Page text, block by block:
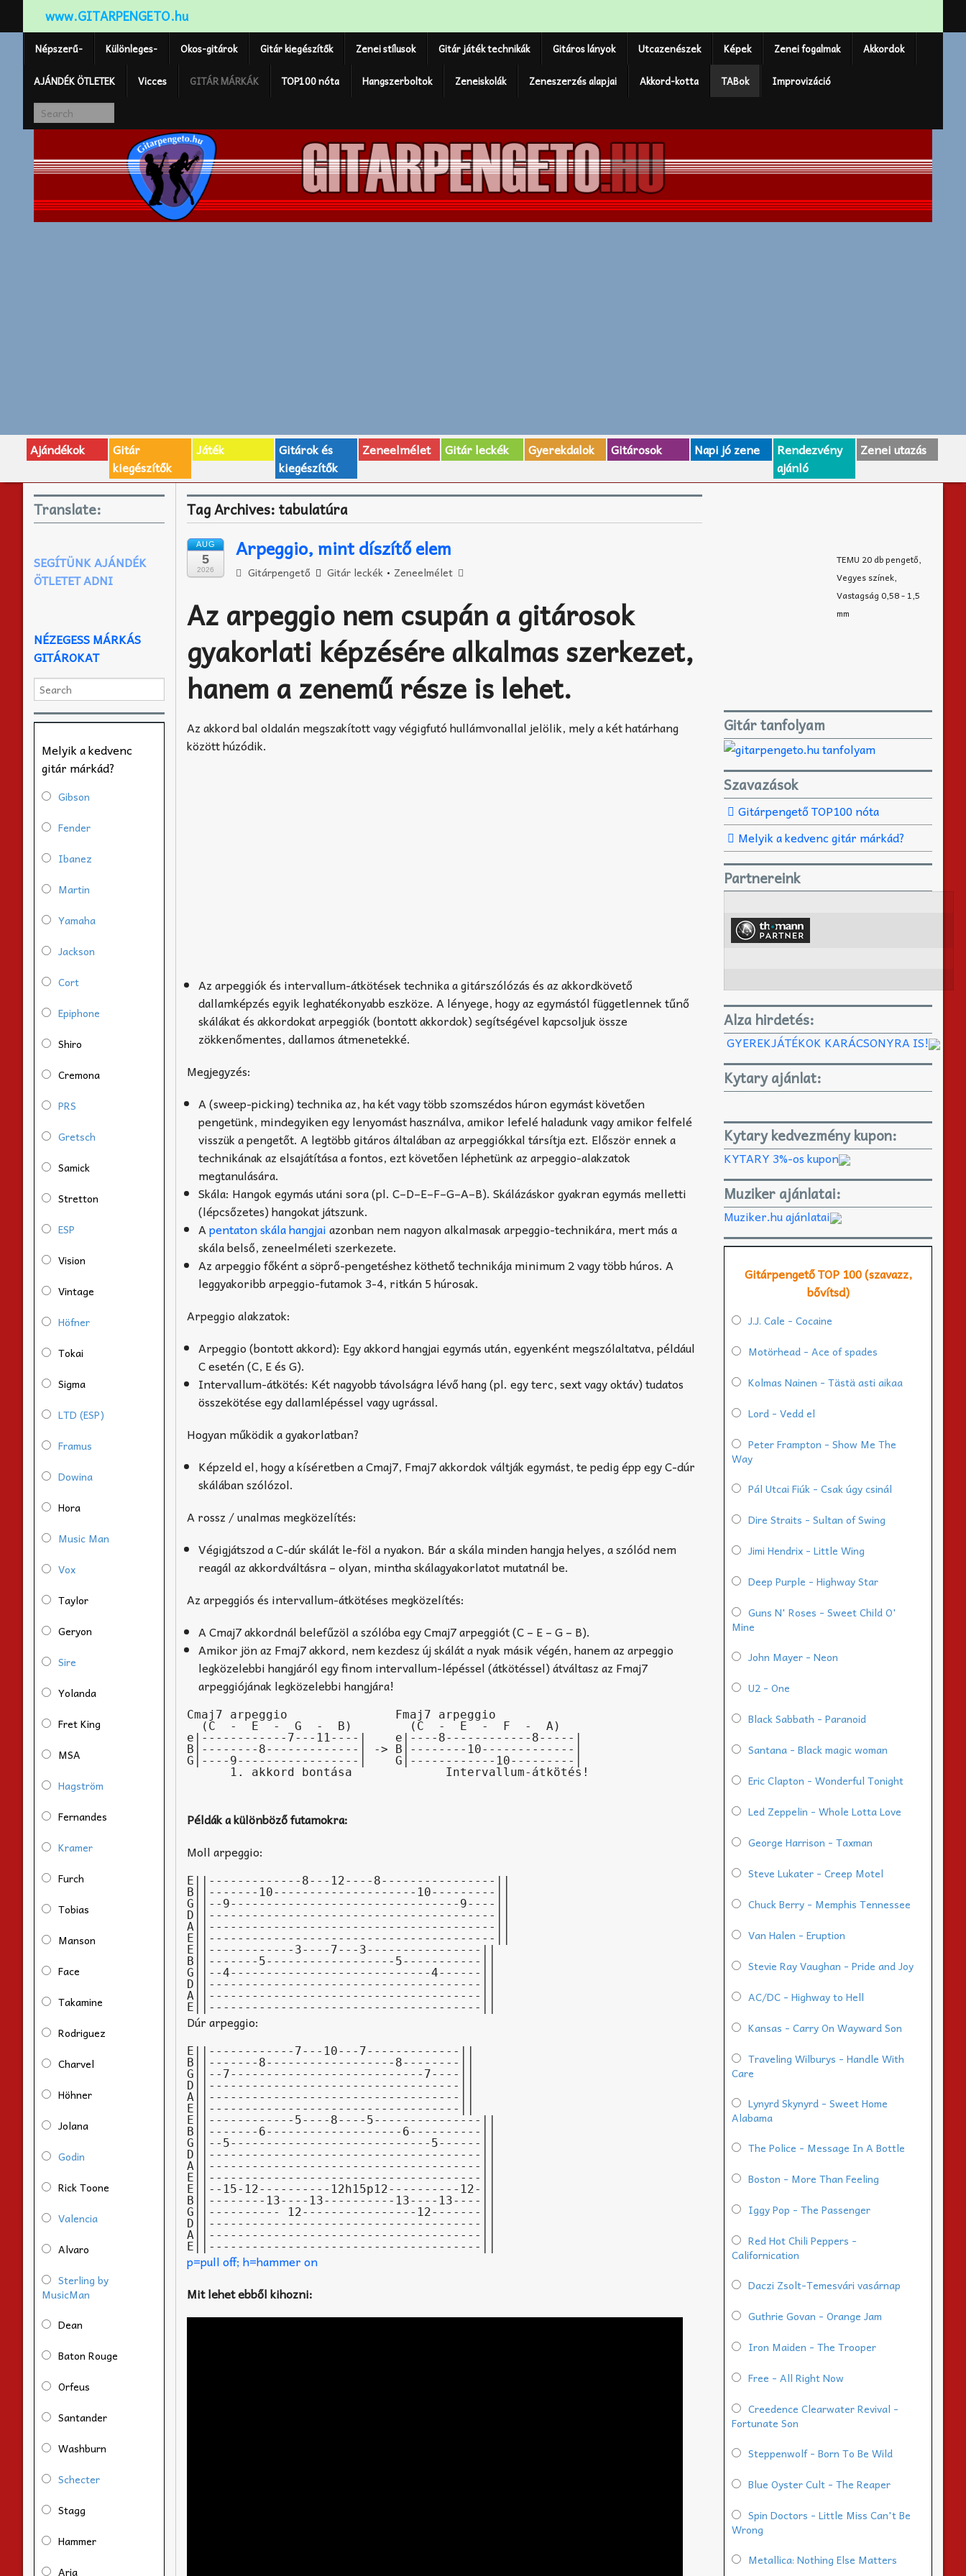
www.GITARPENGETO.hu
Népszerű- Különleges- Okos-gitárok Gitár kiegészítők Zenei stílusok Gitár játék technikák Gitáros lányok Utcazenészek Képek Zenei fogalmak Akkordok
AJÁNDÉK ÖTLETEK Vicces GITÁR MÁRKÁK TOP100 nóta Hangszerboltok Zeneiskolák Zeneszerzés alapjai Akkord-kotta TABok Improvizáció
Ajándékok
Gitár
kiegészítők
Játék
Gitárok és
kiegészítők
Zeneelmélet Gitár leckék Gyerekdalok Gitárosok Napi jó zene
Rendezvény
ajánló
Zenei utazás
Tag Archives:tabulatúra
AUG
5
2026
Arpeggio, mint díszítő elem
Gitárpengető Gitár leckék• Zeneelmélet
Az arpeggio nem csupán a gitárosok
gyakorlati képzésére alkalmas szerkezet,
hanem a zenemű része is lehet.
Az akkord bal oldalán megszakított vagy végigfutó hullámvonallal jelölik, mely a két határhang
között húzódik.
Az arpeggiók és intervallum-átkötések technika a gitárszólózás és az akkordkövető
dallamképzés egyik leghatékonyabb eszköze. A lényege, hogy az egymástól függetlennek tűnő
skálákat és akkordokat arpeggiók (bontott akkordok) segítségével kapcsoljuk össze
zökkenőmentes, dallamos átmenetekké.
Megjegyzés:
A (sweep-picking) technika az, ha két vagy több szomszédos húron egymást követően
pengetünk, mindegyiken egy lenyomást használva, amikor lefelé haladunk vagy amikor felfelé
visszük a pengetőt. A legtöbb gitáros általában az arpeggiókkal társítja ezt. Először ennek a
technikának az elsajátítása a fontos, ezt követően léphetünk az arpeggio-alakzatok
megtanulására.
Skála: Hangok egymás utáni sora (pl. C–D–E–F–G–A–B). Skálázáskor gyakran egymás melletti
(lépcsőzetes) hangokat játszunk.
Apentaton skála hangjaiazonban nem nagyon alkalmasak arpeggio-technikára, mert más a
skála belső, zeneelméleti szerkezete.
Az arpeggio főként a söprő-pengetéshez köthető technikája minimum 2 vagy több húros. A
leggyakoribb arpeggio-futamok 3-4, ritkán 5 húrosak.
Arpeggio alakzatok:
Arpeggio (bontott akkord): Egy akkord hangjai egymás után, egyenként megszólaltatva, például
C esetén (C, E és G).
Intervallum-átkötés: Két nagyobb távolságra lévő hang (pl. egy terc, sext vagy oktáv) tudatos
összekötése egy dallamlépéssel vagy ugrással.
Hogyan működik a gyakorlatban?
Képzeld el, hogy a kíséretben a Cmaj7, Fmaj7 akkordok váltják egymást, te pedig épp egy C-dúr
skálában szólózol.
A rossz / unalmas megközelítés:
Végigjátszod a C-dúr skálát le-föl a nyakon. Bár a skála minden hangja helyes, a szólód nem
reagál az akkordváltásra – olyan, mintha skálagyakorlatot mutatnál be.
Az arpeggiós és intervallum-átkötéses megközelítés:
A Cmaj7 akkordnál belefűzöl a szólóba egy Cmaj7 arpeggiót (C – E – G – B).
Amikor jön az Fmaj7 akkord, nem kezdesz új skálát a nyak másik végén, hanem az arpeggio
legközelebbi hangjáról egy finom intervallum-lépéssel (átkötéssel) átváltasz az Fmaj7
arpeggiójának legközelebbi hangjára!
Cmaj7 arpeggio               Fmaj7 arpeggio
e|------------7---11----|    e|----8------------8-----|
B|--------8-------------| -> B|--------10-------------|
G|----9-----------------|    G|------------10---------|
Példák a különböző futamokra:
Moll arpeggio:
E||-------------8---12----8----------------||
B||-------10--------------------10---------||
G||--9--------------------------------9----||
D||----------------------------------------||
A||----------------------------------------||
E||----------------------------------------||
E||------------3----7---3----------------||
B||-------5------------------5-----------||
G||--4----------------------------4------||
D||--------------------------------------||
A||--------------------------------------||
E||--------------------------------------||
Dúr arpeggio:
E||------------7---10---7-------------||
B||-------8------------------8--------||
G||--7---------------------------7----||
D||-----------------------------------||
A||-----------------------------------||
E||-----------------------------------||
E||------------5----8----5---------------||
B||-------6-------------------6----------||
G||--5----------------------------5------||
D||--------------------------------------||
A||--------------------------------------||
E||--------------------------------------||
E||--15-12----------12h15p12----------12-||
B||--------13----13----------13----13----||
G||---------- 12----------------12-------||
D||--------------------------------------||
A||--------------------------------------||
E||--------------------------------------||
p=pull off; h=hammer on
Mit lehet ebből kihozni:
Translate:
SEGÍTÜNK AJÁNDÉK
ÖTLETET ADNI
NÉZEGESS MÁRKÁS
GITÁROKAT
Melyik a kedvenc
gitár márkád?
Gibson
Fender
Ibanez
Martin
Yamaha
Jackson
Cort
Epiphone
Shiro
Cremona
PRS
Gretsch
Samick
Stretton
ESP
Vision
Vintage
Höfner
Tokai
Sigma
LTD (ESP)
Framus
Dowina
Hora
Music Man
Vox
Taylor
Geryon
Sire
Yolanda
Fret King
MSA
Hagström
Fernandes
Kramer
Furch
Tobias
Manson
Face
Takamine
Rodriguez
Charvel
Höhner
Jolana
Godin
Rick Toone
Valencia
Alvaro
Sterling by
MusicMan
Dean
Baton Rouge
Orfeus
Santander
Washburn
Schecter
Stagg
Hammer
Aria
TEMU 20 db pengető,
Vegyes színek,
Vastagság 0,58 - 1,5
mm
Gitár tanfolyam
Szavazások
Gitárpengető TOP100 nóta
Melyik a kedvenc gitár márkád?
Partnereink
Alza hirdetés:
GYEREKJÁTÉKOK KARÁCSONYRA IS!
Kytary ajánlat:
Kytary kedvezmény kupon:
KYTARY 3%-os kupon
Muziker ajánlatai:
Muziker.hu ajánlatai
Gitárpengető TOP 100 (szavazz,
bővítsd)
J.J. Cale - Cocaine
Motörhead - Ace of spades
Kolmas Nainen - Tästä asti aikaa
Lord - Vedd el
Peter Frampton - Show Me The
Way
Pál Utcai Fiúk - Csak úgy csinál
Dire Straits - Sultan of Swing
Jimi Hendrix - Little Wing
Deep Purple - Highway Star
Guns N' Roses - Sweet Child O'
Mine
John Mayer - Neon
U2 - One
Black Sabbath - Paranoid
Santana - Black magic woman
Eric Clapton - Wonderful Tonight
Led Zeppelin - Whole Lotta Love
George Harrison - Taxman
Steve Lukater - Creep Motel
Chuck Berry - Memphis Tennessee
Van Halen - Eruption
Stevie Ray Vaughan - Pride and Joy
AC/DC - Highway to Hell
Kansas - Carry On Wayward Son
Traveling Wilburys - Handle With
Care
Lynyrd Skynyrd - Sweet Home
Alabama
The Police - Message In A Bottle
Boston - More Than Feeling
Iggy Pop - The Passenger
Red Hot Chili Peppers -
Californication
Daczi Zsolt-Temesvári vasárnap
Guthrie Govan - Orange Jam
Iron Maiden - The Trooper
Free - All Right Now
Creedence Clearwater Revival -
Fortunate Son
Steppenwolf - Born To Be Wild
Blue Oyster Cult - The Reaper
Spin Doctors - Little Miss Can't Be
Wrong
Metallica: Nothing Else Matters